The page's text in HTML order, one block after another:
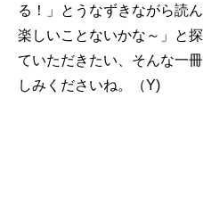
る！」とうなずきながら読
楽しいことないかな～」と
ていただきたい、そんな一
しみくださいね。（Y)